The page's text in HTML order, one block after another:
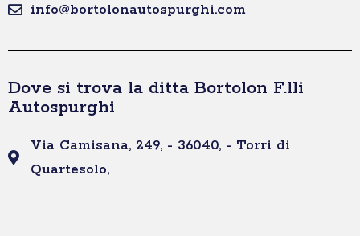
info@bortolonautospurghi.com
Dove si trova la ditta Bortolon F.lli
Autospurghi
Via Camisana, 249, - 36040, - Torri di
Quartesolo,